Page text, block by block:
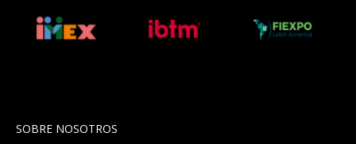
SOBRE NOSOTROS